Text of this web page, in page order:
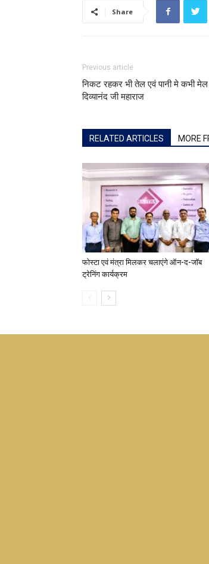
Share
Previous article
निकट रहकर भी तेल एवं पानी मे कभी मेल
दिव्यानंद जी महाराज
RELATED ARTICLES MORE
फोस्टा एवं मंत्रा मिलकर चलाएंगे ऑन-द-जॉब
ट्रेनिंग कार्यक्रम